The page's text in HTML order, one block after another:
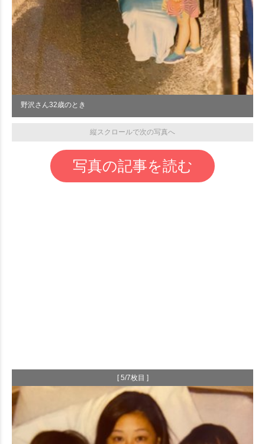
野沢さん32歳のとき
縦スクロールで次の写真へ
写真の記事を読む
[ 5/7枚目 ]